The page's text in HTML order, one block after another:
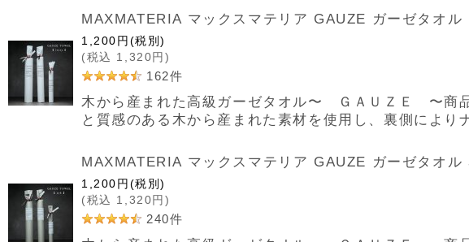
MAXMATERIA マックスマテリア GAUZE ガーゼタオ
1,200円 (税別)
(税込 1,320円)
162件
木から産まれた高級ガーゼタオル〜 ＧＡＵＺＥ 〜商
と質感のある木から産まれた素材を使用し、裏側により
MAXMATERIA マックスマテリア GAUZE ガーゼタオル
1,200円 (税別)
(税込 1,320円)
240件